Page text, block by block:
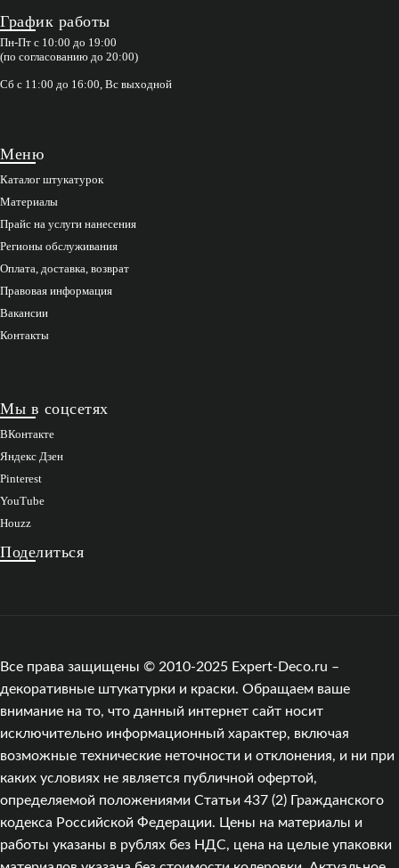
График работы
Пн-Пт с 10:00 до 19:00
(по согласованию до 20:00)
Сб с 11:00 до 16:00, Вс выходной
Меню
Каталог штукатурок
Материалы
Прайс на услуги нанесения
Регионы обслуживания
Оплата, доставка, возврат
Правовая информация
Вакансии
Контакты
Мы в соцсетях
ВКонтакте
Яндекс Дзен
Pinterest
YouTube
Houzz
Поделиться
Все права защищены © 2010-2025 Expert-Deco.ru –
декоративные штукатурки и краски. Обращаем ваше
внимание на то, что данный интернет сайт носит
исключительно информационный характер, включая
возможные технические неточности и отклонения, и ни при
каких условиях не является публичной офертой,
определяемой положениями Статьи 437 (2) Гражданского
кодекса Российской Федерации. Цены на материалы и
работы указаны в рублях без НДС, цена на целые упаковки